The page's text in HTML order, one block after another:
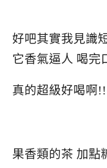
好吧其實我見識
它香氣逼人 喝完
真的超級好喝啊!!
果香類的茶 加點